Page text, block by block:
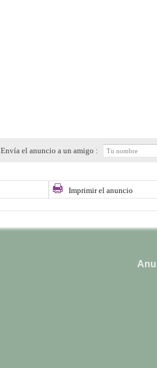
Envía el anuncio a un amigo :
Imprimir el anuncio